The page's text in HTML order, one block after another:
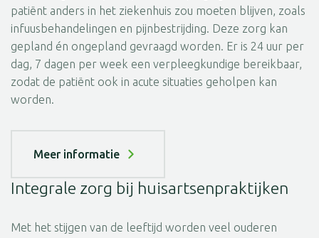
patiënt anders in het ziekenhuis zou moeten blijven, zoals
infuusbehandelingen en pijnbestrijding. Deze zorg kan
gepland én ongepland gevraagd worden. Er is 24 uur per
dag, 7 dagen per week een verpleegkundige bereikbaar,
zodat de patiënt ook in acute situaties geholpen kan
worden.
Meer informatie
Integrale zorg bij huisartsenpraktijken
Met het stijgen van de leeftijd worden veel ouderen